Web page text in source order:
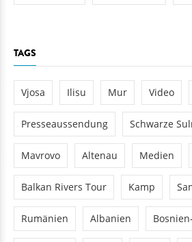
TAGS
Vjosa Ilisu Mur Video
Presseaussendung Schwarze
Mavrovo Altenau Medien
Balkan Rivers Tour Kamp
Rumänien Albanien